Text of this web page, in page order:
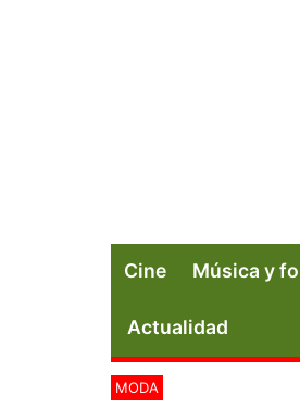
Cine Música y
Actualidad
MODA